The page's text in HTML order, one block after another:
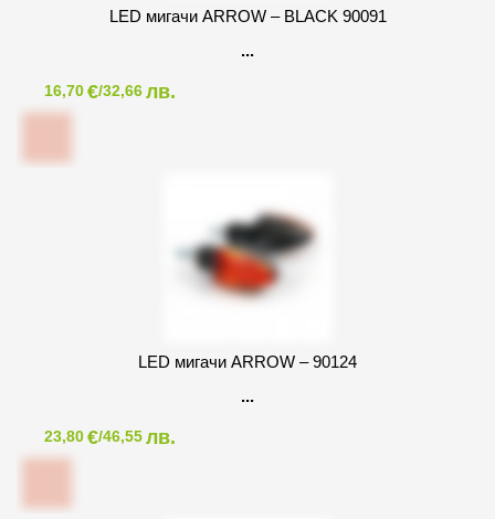
LED мигачи ARROW – BLACK 90091
16,70€/32,66лв.
LED мигачи ARROW – 90124
23,80€/46,55лв.